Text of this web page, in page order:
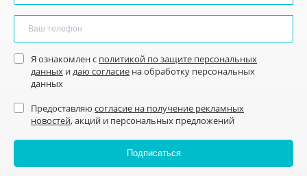
Я ознакомлен с политикой по защите персональных
данных идаю согласие на обработку персональных
данных
Предоставляю согласие на получение рекламных
новостей, акций и персональных предложений